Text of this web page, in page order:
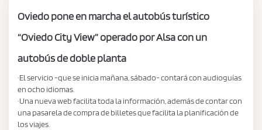
Oviedo pone en marcha el autobús turístico
“Oviedo City View” operado por Alsa con un
autobús de doble planta
·El servicio -que se inicia mañana, sábado- contará con audioguías
en ocho idiomas.
·Una nueva web facilita toda la información, además de contar con
una pasarela de compra de billetes que facilita la planificación de
los viajes.